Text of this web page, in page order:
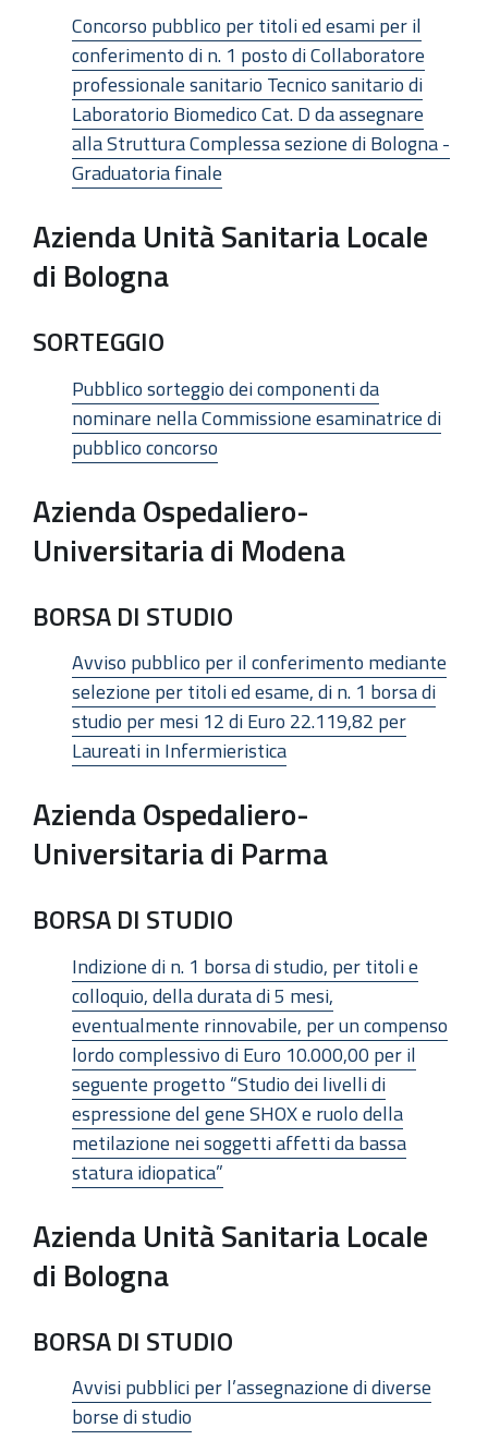
Concorso pubblico per titoli ed esami per il
conferimento di n. 1 posto di Collaboratore
professionale sanitario Tecnico sanitario di
Laboratorio Biomedico Cat. D da assegnare
alla Struttura Complessa sezione di Bologna -
Graduatoria finale
Azienda Unità Sanitaria Locale
di Bologna
SORTEGGIO
Pubblico sorteggio dei componenti da
nominare nella Commissione esaminatrice di
pubblico concorso
Azienda Ospedaliero-
Universitaria di Modena
BORSA DI STUDIO
Avviso pubblico per il conferimento mediante
selezione per titoli ed esame, di n. 1 borsa di
studio per mesi 12 di Euro 22.119,82 per
Laureati in Infermieristica
Azienda Ospedaliero-
Universitaria di Parma
BORSA DI STUDIO
Indizione di n. 1 borsa di studio, per titoli e
colloquio, della durata di 5 mesi,
eventualmente rinnovabile, per un compenso
lordo complessivo di Euro 10.000,00 per il
seguente progetto “Studio dei livelli di
espressione del gene SHOX e ruolo della
metilazione nei soggetti affetti da bassa
statura idiopatica”
Azienda Unità Sanitaria Locale
di Bologna
BORSA DI STUDIO
Avvisi pubblici per l’assegnazione di diverse
borse di studio